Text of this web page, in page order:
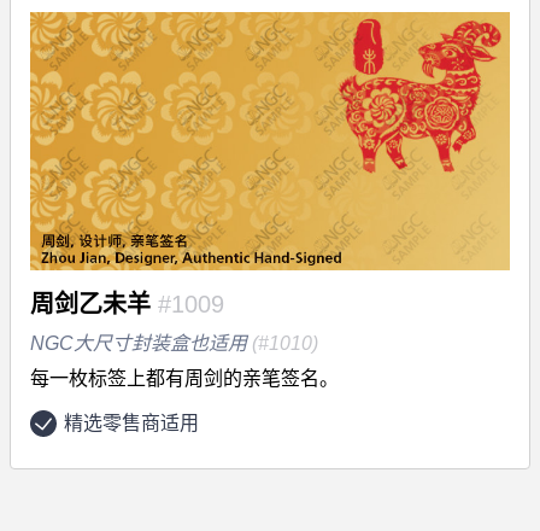
周剑乙未羊 #1009
NGC大尺寸封装盒也适用 (#1010)
每一枚标签上都有周剑的亲笔签名。
精选零售商适用